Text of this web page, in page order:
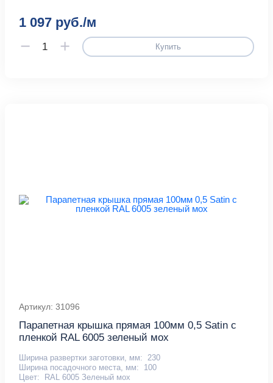
1 097 руб./м
Купить
Артикул: 31096
Парапетная крышка прямая 100мм 0,5 Satin с
пленкой RAL 6005 зеленый мох
Ширина развертки заготовки, мм: 230
Ширина посадочного места, мм:
100
Цвет:
RAL 6005 Зеленый мох